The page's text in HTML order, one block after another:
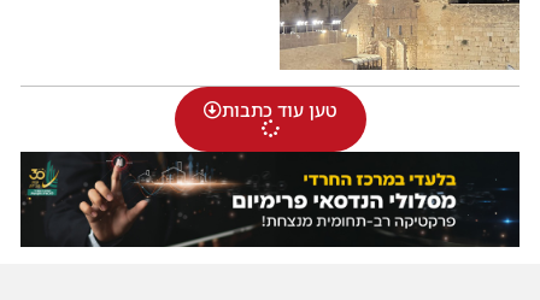
טען עוד כתבות